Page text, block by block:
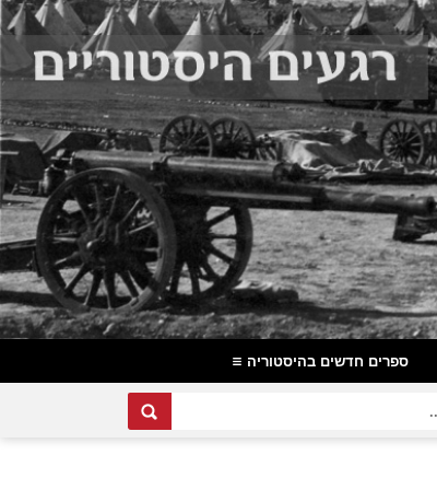
ספרים חדשים בהיסטוריה